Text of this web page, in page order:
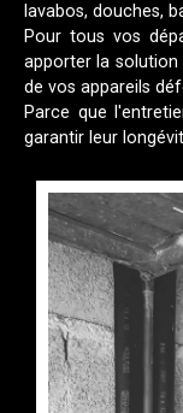
lavabos, douches,
Pour tous vos
apporter la
de vos appareils
Parce que
garantir leur